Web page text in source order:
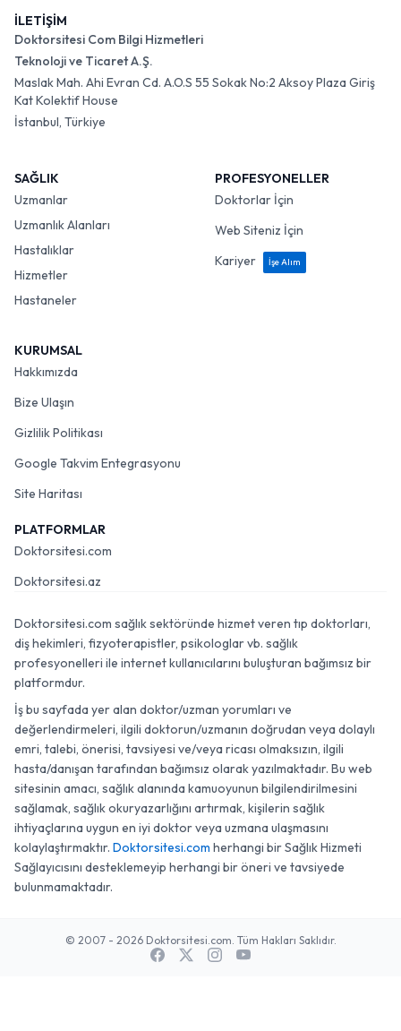
İLETİŞİM
Doktorsitesi Com Bilgi Hizmetleri
Teknoloji ve Ticaret A.Ş.
Maslak Mah. Ahi Evran Cd. A.O.S 55 Sokak No:2 Aksoy Plaza Giriş
Kat Kolektif House
İstanbul, Türkiye
SAĞLIK
Uzmanlar
Uzmanlık Alanları
Hastalıklar
Hizmetler
Hastaneler
PROFESYONELLER
Doktorlar İçin
Web Siteniz İçin
Kariyer
İşe Alım
KURUMSAL
Hakkımızda
Bize Ulaşın
Gizlilik Politikası
Google Takvim Entegrasyonu
Site Haritası
PLATFORMLAR
Doktorsitesi.com
Doktorsitesi.az
Doktorsitesi.com sağlık sektöründe hizmet veren tıp doktorları,
diş hekimleri, fizyoterapistler, psikologlar vb. sağlık
profesyonelleri ile internet kullanıcılarını buluşturan bağımsız bir
platformdur.
İş bu sayfada yer alan doktor/uzman yorumları ve
değerlendirmeleri, ilgili doktorun/uzmanın doğrudan veya dolaylı
emri, talebi, önerisi, tavsiyesi ve/veya ricası olmaksızın, ilgili
hasta/danışan tarafından bağımsız olarak yazılmaktadır. Bu web
sitesinin amacı, sağlık alanında kamuoyunun bilgilendirilmesini
sağlamak, sağlık okuryazarlığını artırmak, kişilerin sağlık
ihtiyaçlarına uygun en iyi doktor veya uzmana ulaşmasını
kolaylaştırmaktır. Doktorsitesi.com herhangi bir Sağlık Hizmeti
Sağlayıcısını desteklemeyip herhangi bir öneri ve tavsiyede
bulunmamaktadır.
© 2007 - 2026 Doktorsitesi.com. Tüm Hakları Saklıdır.